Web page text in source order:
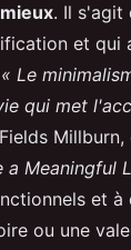
mieux. Il s'agit
et qui
« Le
qui met
a Meaningful
et
ou une